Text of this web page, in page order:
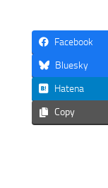
Facebook
Bluesky
Hatena
Copy